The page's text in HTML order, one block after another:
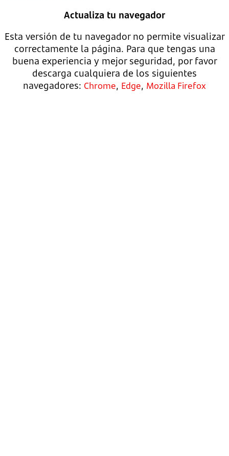
Actualiza tu navegador
Esta versión de tu navegador no permite visualizar
correctamente la página. Para que tengas una
buena experiencia y mejor seguridad, por favor
descarga cualquiera de los siguientes
navegadores: Chrome, Edge, Mozilla Firefox